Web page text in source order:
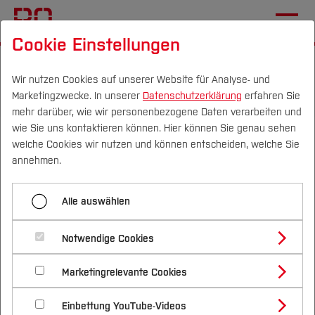
Campus Personen DE|EN Quicklinks
Studium
Studienangebote
Bachelorstudiengänge
Masterstudiengänge
Vor dem Studium
Bewerben & Einschreiben
Bewerbungsportal
Im Studium
Studienbüros und Prüfungen
Nach dem Studium
Forschung & Transfer
Profil
Forschungs- und Transferprofil
Schwerpunkte (FuT)
Beratung & Förderung
Nachhaltigkeit
Nachhaltigkeit studieren
International
Zentrale Studienberatung
Vor dem Studium
Workshops & Info-Vorträge
Workshops zur digitalen
Meinungsbildung
Cookie Einstellungen
Wir nutzen Cookies auf unserer Website für Analyse- und
Marketingzwecke. In unserer Datenschutzerklärung erfahren Sie
mehr darüber, wie wir personenbezogene Daten verarbeiten und
wie Sie uns kontaktieren können. Hier können Sie genau sehen
welche Cookies wir nutzen und können entscheiden, welche Sie
annehmen.
Alle auswählen
Notwendige Cookies
Marketingrelevante Cookies
Einbettung YouTube-Videos